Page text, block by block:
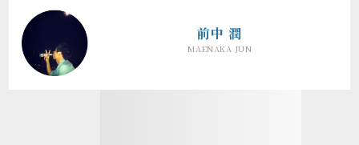
前中 潤
MAENAKA JUN